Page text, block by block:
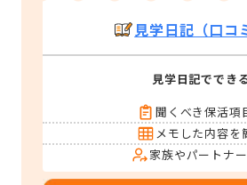
見学日記（口コ
見学日記ででき
聞くべき保活項
メモした内容を
家族やパートナ